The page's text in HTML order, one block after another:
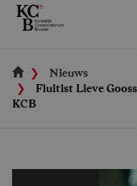
Skip
Nieuws
Fluitist Lieve
KCB